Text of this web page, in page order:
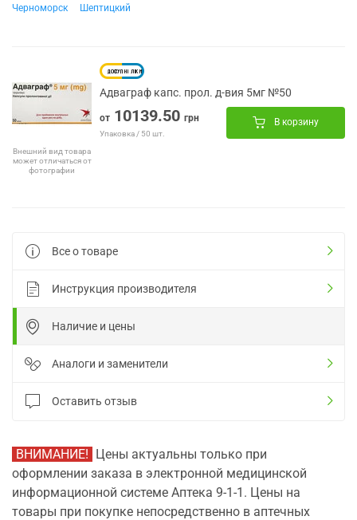
Черноморск
Шептицкий
Внешний вид товара
может отличаться от
фотографии
Адваграф капс. прол. д-вия 5мг №50
от 10139.50 грн
Упаковка / 50 шт.
В корзину
Все о товаре
Инструкция производителя
Наличие и цены
Аналоги и заменители
Оставить отзыв
ВНИМАНИЕ! Цены актуальны только при
оформлении заказа в электронной медицинской
информационной системе Аптека 9-1-1. Цены на
товары при покупке непосредственно в аптечных